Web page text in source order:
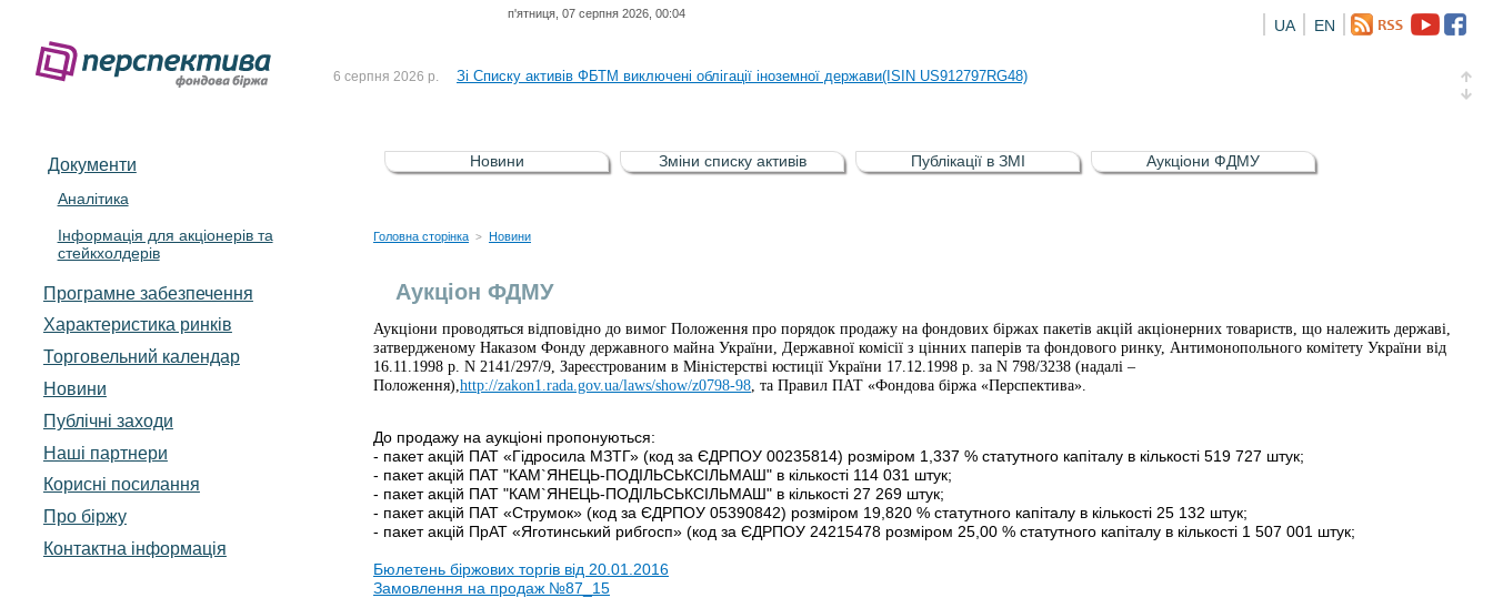
п'ятниця, 07 серпня 2026, 00:04
EN
UA
До Списку активів регульованого фондового ринку (РФР) включена Корпоративна облігація відсоткова електронна іменна (ISIN UA5000016726)
6 серпня 2026 р. Зі Списку активів ФБТМ виключені облігації іноземної держави(ISIN US912797RG48)
5 серпня 2026 р. Зі списку активів РФР виключені Облігація внутрішніх державних позик України (ISIN UA4000232607)
4 серпня 2026 р. До Списку активів регульованого фондового ринку (РФР) включена Корпоративна облігація відсоткова електронна іменна (ISIN UA5000016726)
Документи
Аналітика
Інформація для акціонерів та
стейкхолдерів
Програмне забезпечення
Характеристика pинків
Торговельний календар
Новини
Публічні заходи
Наші партнери
Корисні посилання
Про біржу
Контактна інформація
Новини Зміни списку активів Публікації в ЗМІ Аукціони ФДМУ
Головна сторінка > Новини
Аукціон ФДМУ
Аукціони проводяться відповідно до вимог Положення про порядок продажу на фондових біржах пакетів акцій акціонерних товариств, що належить державі,
затвердженому Наказом Фонду державного майна України, Державної комісії з цінних паперів та фондового ринку, Антимонопольного комітету України від
16.11.1998 р. N 2141/297/9, Зареєстрованим в Міністерстві юстиції України 17.12.1998 р. за N 798/3238 (надалі –
Положення), http://zakon1.rada.gov.ua/laws/show/z0798-98 , та Правил ПАТ «Фондова біржа «Перспектива».
До продажу на аукціоні пропонуються:
- пакет акцій ПАТ «Гідросила МЗТГ» (код за ЄДРПОУ 00235814) розміром 1,337 % статутного капіталу в кількості 519 727 штук;
- пакет акцій ПАТ "КАМ`ЯНЕЦЬ-ПОДІЛЬСЬКСІЛЬМАШ" в кількості 114 031 штук;
- пакет акцій ПАТ "КАМ`ЯНЕЦЬ-ПОДІЛЬСЬКСІЛЬМАШ" в кількості 27 269 штук;
- пакет акцій ПАТ «Струмок» (код за ЄДРПОУ 05390842) розміром 19,820 % статутного капіталу в кількості 25 132 штук;
- пакет акцій ПрАТ «Яготинський рибгосп» (код за ЄДРПОУ 24215478 розміром 25,00 % статутного капіталу в кількості 1 507 001 штук;
Бюлетень біржових торгів від 20.01.2016
Замовлення на продаж №87_15